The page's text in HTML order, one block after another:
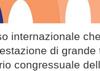
internazionale
di
congressuale